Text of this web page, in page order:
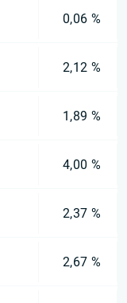
0,06 %
2,12 %
1,89 %
4,00 %
2,37 %
2,67 %